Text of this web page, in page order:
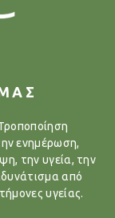
ενημέρωση,
την υγεία, την
από
υγείας.